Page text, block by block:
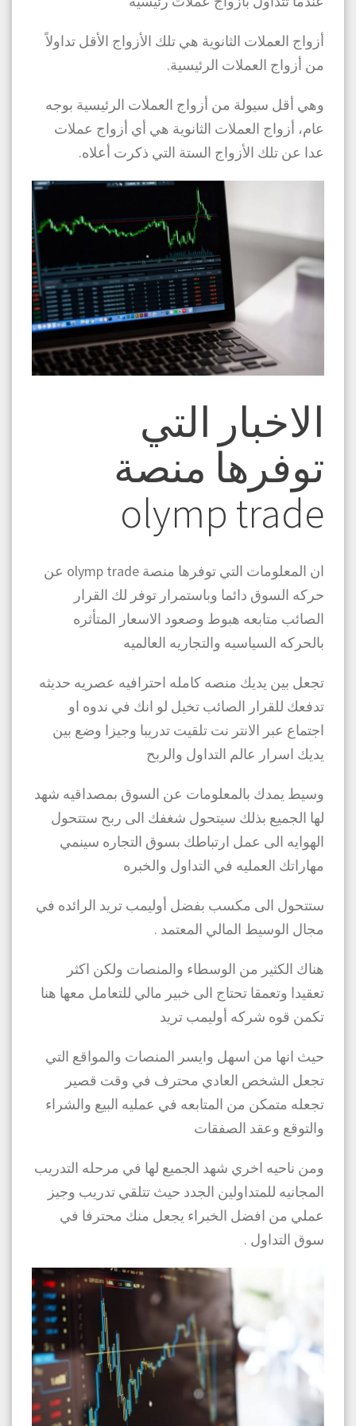
أزواج العملات الثانوية هي تلك الأزواج الأقل تداولاً
من أزواج العملات الرئيسية.
وهي أقل سيولة من أزواج العملات الرئيسية بوجه
عام، أزواج العملات الثانوية هي أي أزواج عملات
عدا عن تلك الأزواج الستة التي ذكرت أعلاه.
الاخبار التي
توفرها منصة
olymp trade
ان المعلومات التي توفرها منصة olymp trade عن
حركه السوق دائما وباستمرار توفر لك القرار
الصائب متابعه هبوط وصعود الاسعار المتأثره
بالحركه السياسيه والتجاريه العالميه
تجعل بين يديك منصه كامله احترافيه عصريه حديثه
تدفعك للقرار الصائب تخيل لو انك في ندوه او
اجتماع عبر الانتر نت تلقيت تدريبا وجيزا وضع بين
يديك اسرار عالم التداول والربح
وسيط يمدك بالمعلومات عن السوق بمصداقيه شهد
لها الجميع بذلك سيتحول شغفك الى ربح ستتحول
الهوايه الى عمل ارتباطك بسوق التجاره سينمي
مهاراتك العمليه في التداول والخبره
ستتحول الى مكسب بفضل أوليمب تريد الرائده في
مجال الوسيط المالي المعتمد .
هناك الكثير من الوسطاء والمنصات ولكن اكثر
تعقيدا وتعمقا تحتاج الى خبير مالي للتعامل معها هنا
تكمن قوه شركه أوليمب تريد
حيث انها من اسهل وايسر المنصات والمواقع التي
تجعل الشخص العادي محترف في وقت قصير
تجعله متمكن من المتابعه في عمليه البيع والشراء
والتوقع وعقد الصفقات
ومن ناحيه اخري شهد الجميع لها في مرحله التدريب
المجانيه للمتداولين الجدد حيث تتلقي تدريب وجيز
عملي من افضل الخبراء يجعل منك محترفا في
سوق التداول .